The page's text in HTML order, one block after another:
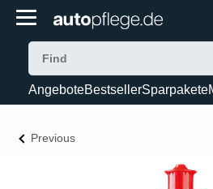
AngeboteBestsellerSparpakete
Previous